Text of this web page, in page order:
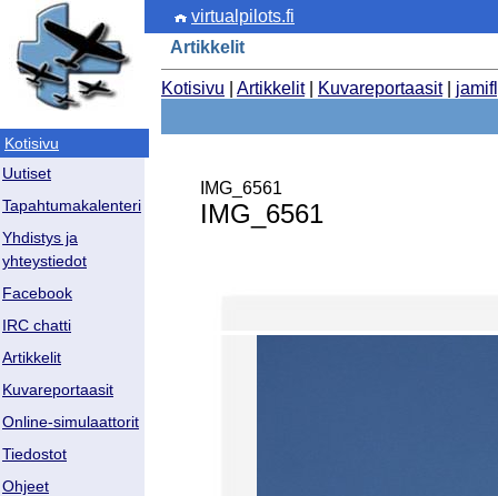
Kotisivu
Uutiset
Tapahtumakalenteri
Yhdistys ja
yhteystiedot
Facebook
IRC chatti
Artikkelit
Kuvareportaasit
Online-simulaattorit
Tiedostot
Ohjeet
virtualpilots.fi
Artikkelit
Kotisivu Artikkelit| Kuvareportaasit|
IMG_6561
IMG_6561